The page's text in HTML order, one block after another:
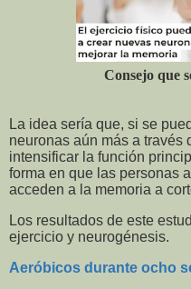
Consejo que
La idea sería que, si se
neuronas aún más a través
intensificar la función
forma en que las personas
acceden a la memoria a
Los resultados de este
ejercicio y neurogénesis.
Aeróbicos durante ocho